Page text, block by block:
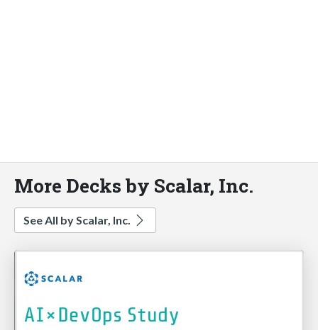
More Decks by Scalar, Inc.
See All by Scalar, Inc.